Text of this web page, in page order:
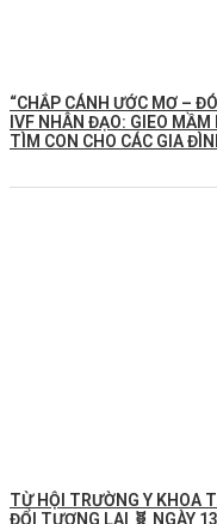
“CHẮP CÁNH ƯỚC MƠ –
IVF NHÂN ĐẠO: GIEO
TÌM CON CHO CÁC GIA
TỪ HỘI TRƯỜNG Y KHOA
ĐỔI TƯƠNG LAI 🧬 NGÀY